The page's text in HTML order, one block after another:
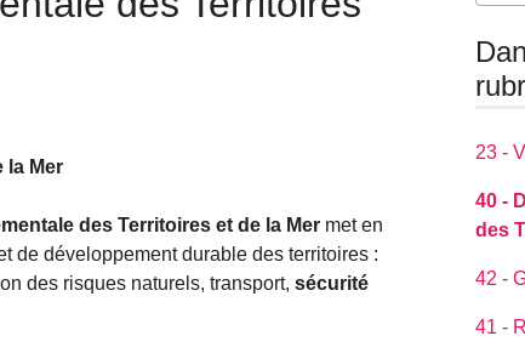
la Mer
des Territoires et de la Mer met en
de développement durable des territoires :
des risques naturels, transport, sécurité
23 -
40 -
des
42 -
41 -